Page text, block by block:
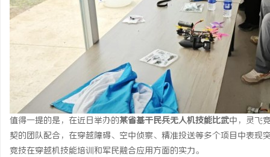
值得一提的是，在近日举办的某省基干民兵无人机技能比武中，灵飞
契的团队配合，在穿越障碍、空中侦察、精准投送等多个项目中表现
竞技在穿越机技能培训和军民融合应用方面的实力。